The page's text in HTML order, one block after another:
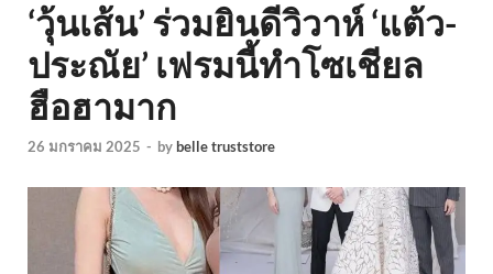
‘วุ้นเส้น’ ร่วมยินดีวิวาห์ ‘แต้ว-
ประณัย’ เฟรมนี้ทำโซเชียล
ฮือฮามาก
26 มกราคม 2025 - bybelle truststore